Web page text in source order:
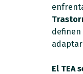
definen
El TEA